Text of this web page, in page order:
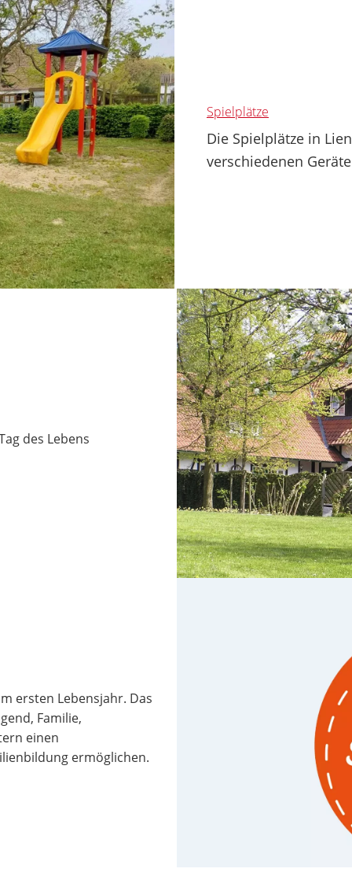
Spielplätze
Die Spielplätze in
verschiedenen
des Lebens
ersten Lebensjahr. Das
Familie,
einen
ermöglichen.